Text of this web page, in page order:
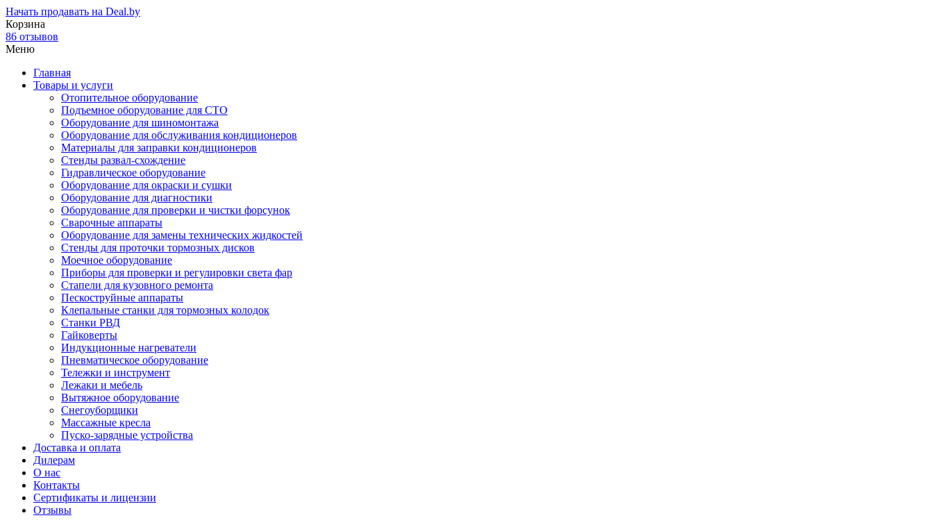
Начать продавать на Deal.by
Корзина
86 отзывов
Меню
Главная
Товары и услуги
Отопительное оборудование
Подъемное оборудование для СТО
Оборудование для шиномонтажа
Оборудование для обслуживания кондиционеров
Материалы для заправки кондиционеров
Стенды развал-схождение
Гидравлическое оборудование
Оборудование для окраски и сушки
Оборудование для диагностики
Оборудование для проверки и чистки форсунок
Сварочные аппараты
Оборудование для замены технических жидкостей
Стенды для проточки тормозных дисков
Моечное оборудование
Приборы для проверки и регулировки света фар
Стапели для кузовного ремонта
Пескоструйные аппараты
Клепальные станки для тормозных колодок
Станки РВД
Гайковерты
Индукционные нагреватели
Пневматическое оборудование
Тележки и инструмент
Лежаки и мебель
Вытяжное оборудование
Снегоуборщики
Массажные кресла
Пуско-зарядные устройства
Доставка и оплата
Дилерам
О нас
Контакты
Сертификаты и лицензии
Отзывы